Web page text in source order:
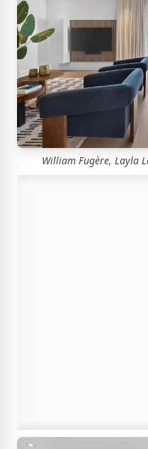
William Fugère, Layla